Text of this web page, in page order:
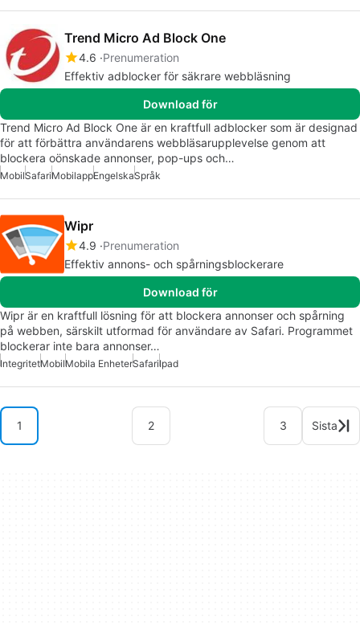
Trend Micro Ad Block One
4.6 Prenumeration
Effektiv adblocker för säkrare webbläsning
Download för
Trend Micro Ad Block One är en kraftfull adblocker som är designad
för att förbättra användarens webbläsarupplevelse genom att
blockera oönskade annonser, pop-ups och…
MobilSafariMobilappEngelskaSpråk
Wipr
4.9 Prenumeration
Effektiv annons- och spårningsblockerare
Download för
Wipr är en kraftfull lösning för att blockera annonser och spårning
på webben, särskilt utformad för användare av Safari. Programmet
blockerar inte bara annonser…
IntegritetMobilMobila EnheterSafariIpad
1 2 3 Sista